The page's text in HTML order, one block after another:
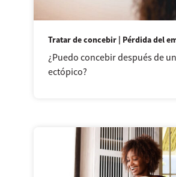
Tratar de concebir | Pérdida del
¿Puedo concebir después de
ectópico?